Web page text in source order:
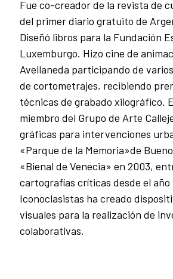
Fue co-creador de la revista de
del primer diario gratuito de
Diseñó libros para la Fundación
Luxemburgo. Hizo cine de
Avellaneda participando de
de cortometrajes, recibiendo
técnicas de grabado xilográfico.
miembro del Grupo de Arte
gráficas para intervenciones
«Parque de la Memoria»de
«Bienal de Venecia» en 2003,
cartografías críticas desde el
Iconoclasistas ha creado
visuales para la realización de
colaborativas.